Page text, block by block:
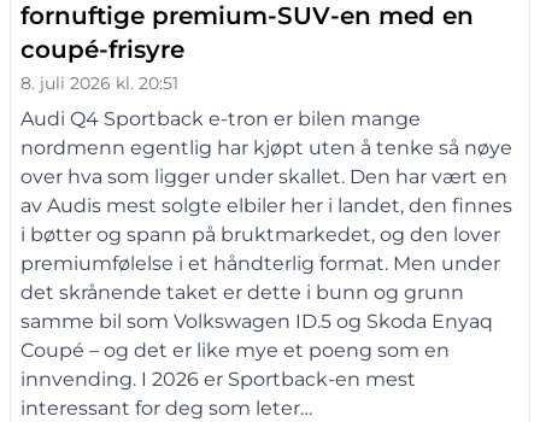
fornuftige premium-SUV-en med en
coupé-frisyre
8. juli 2026 kl. 20:51
Audi Q4 Sportback e-tron er bilen mange
nordmenn egentlig har kjøpt uten å tenke så nøye
over hva som ligger under skallet. Den har vært en
av Audis mest solgte elbiler her i landet, den finnes
i bøtter og spann på bruktmarkedet, og den lover
premiumfølelse i et håndterlig format. Men under
det skrånende taket er dette i bunn og grunn
samme bil som Volkswagen ID.5 og Skoda Enyaq
Coupé – og det er like mye et poeng som en
innvending. I 2026 er Sportback-en mest
interessant for deg som leter…